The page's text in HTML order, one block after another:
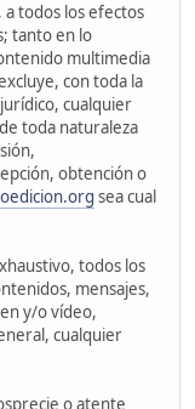
a todos los efectos
tanto en lo
multimedia
con toda la
cualquier
toda naturaleza
obtención o
sea cual
todos los
mensajes,
y/o vídeo,
cualquier
o atente